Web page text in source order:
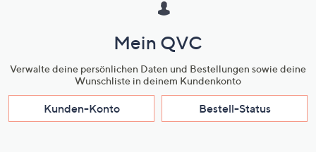
Mein QVC
Verwalte deine persönlichen Daten und Bestellungen sowie deine
Wunschliste in deinem Kundenkonto
Kunden-Konto Bestell-Status